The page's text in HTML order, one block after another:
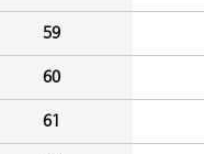
59
60
61